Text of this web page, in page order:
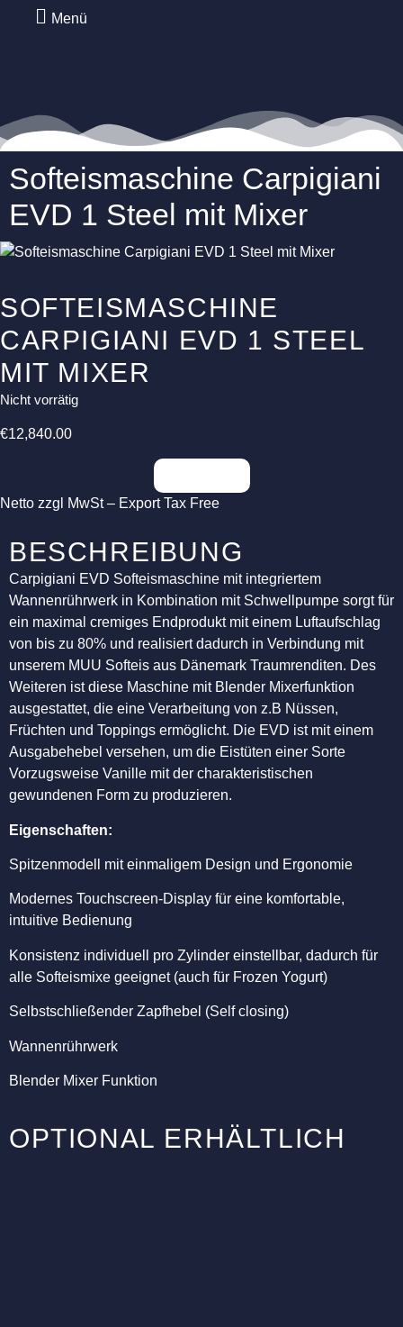
Menü
Softeismaschine Carpigiani
EVD 1 Steel mit Mixer
SOFTEISMASCHINE
CARPIGIANI EVD 1 STEEL
MIT MIXER
Nicht vorrätig
€12,840.00
Netto zzgl MwSt – Export Tax Free
BESCHREIBUNG
Carpigiani EVD Softeismaschine mit integriertem
Wannenrührwerk in Kombination mit Schwellpumpe sorgt für
ein maximal cremiges Endprodukt mit einem Luftaufschlag
von bis zu 80% und realisiert dadurch in Verbindung mit
unserem MUU Softeis aus Dänemark Traumrenditen. Des
Weiteren ist diese Maschine mit Blender Mixerfunktion
ausgestattet, die eine Verarbeitung von z.B Nüssen,
Früchten und Toppings ermöglicht. Die EVD ist mit einem
Ausgabehebel versehen, um die Eistüten einer Sorte
Vorzugsweise Vanille mit der charakteristischen
gewundenen Form zu produzieren.
Eigenschaften:
Spitzenmodell mit einmaligem Design und Ergonomie
Modernes Touchscreen-Display für eine komfortable,
intuitive Bedienung
Konsistenz individuell pro Zylinder einstellbar, dadurch für
alle Softeismixe geeignet (auch für Frozen Yogurt)
Selbstschließender Zapfhebel (Self closing)
Wannenrührwerk
Blender Mixer Funktion
OPTIONAL ERHÄLTLICH